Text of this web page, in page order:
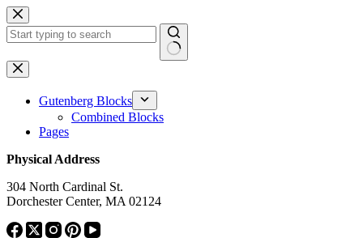
Skip
to
content
No
results
Gutenberg Blocks
Combined Blocks
Pages
Physical Address
304 North Cardinal St.
Dorchester Center, MA 02124